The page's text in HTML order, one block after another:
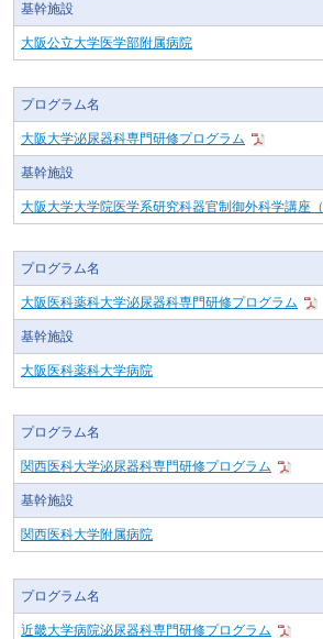
基幹施設
大阪公立大学医学部附属病院
プログラム名
大阪大学泌尿器科専門研修プログラム
基幹施設
大阪大学大学院医学系研究科器官制御外科学講座（
プログラム名
大阪医科薬科大学泌尿器科専門研修プログラム
基幹施設
大阪医科薬科大学病院
プログラム名
関西医科大学泌尿器科専門研修プログラム
基幹施設
関西医科大学附属病院
プログラム名
近畿大学病院泌尿器科専門研修プログラム